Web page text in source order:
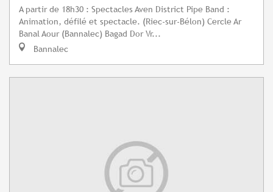
A partir de 18h30 : Spectacles Aven District Pipe Band :
Animation, défilé et spectacle. (Riec-sur-Bélon) Cercle Ar
Banal Aour (Bannalec) Bagad Dor Vr...
Bannalec